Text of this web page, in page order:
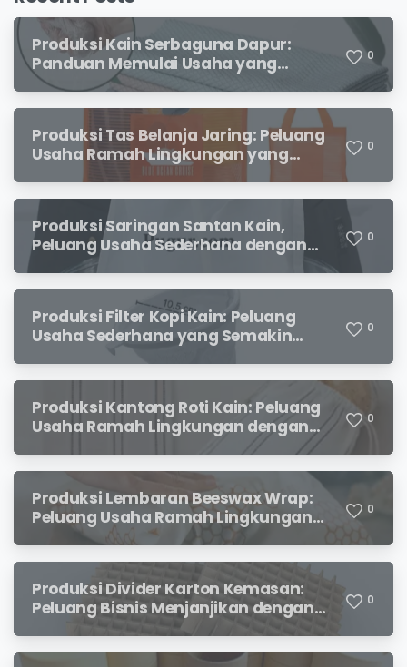
Produksi Kain Serbaguna Dapur:
Panduan Memulai Usaha yang
Menjanjikan untuk Pebisnis Pemula
0
Produksi Tas Belanja Jaring: Peluang
Usaha Ramah Lingkungan yang
0
Produksi Saringan Santan Kain,
Peluang Usaha Sederhana dengan
Permintaan yang Terus Meningkat
0
Produksi Filter Kopi Kain: Peluang
Usaha Sederhana yang Semakin
Diminati Pecinta Kopi
0
Produksi Kantong Roti Kain: Peluang
Usaha Ramah Lingkungan dengan
0
Produksi Lembaran Beeswax Wrap:
Peluang Usaha Ramah Lingkungan
yang Menjanjikan
0
Produksi Divider Karton Kemasan:
Peluang Bisnis Menjanjikan dengan
Permintaan yang Terus Meningkat
0